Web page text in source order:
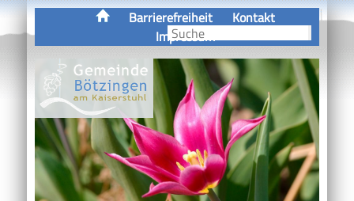
Barrierefreiheit
Kontakt
Impressum